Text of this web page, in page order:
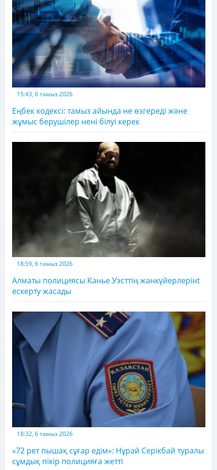
15:43, 6 тамыз 2026
Еңбек кодексі: тамыз айында не өзгереді және
жұмыс берушілер нені білуі керек
18:59, 6 тамыз 2026
Алматы полициясы Канье Уэсттің жанкүйерлерінt
ескерту жасады
18:32, 6 тамыз 2026
«72 рет пышақ сұғар едім»: Нұрай Серікбай туралы
сұмдық пікір полицияға жетті